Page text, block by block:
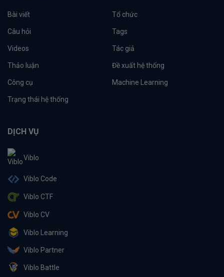
Bài viết Tổ chức
Câu hỏi Tags
Videos Tác giả
Thảo luận Đề xuất hệ thống
Công cụ Machine Learning
Trạng thái hệ thống
DỊCH VỤ
Viblo
Viblo Code
Viblo CTF
Viblo CV
Viblo Learning
Viblo Partner
Viblo Battle